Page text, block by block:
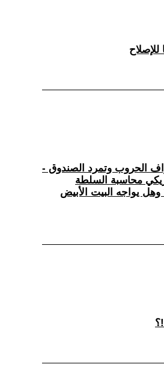
الحروب وتمرد الصندوق -
محاسبة السلطة
وهل يواجه البيت الأبيض